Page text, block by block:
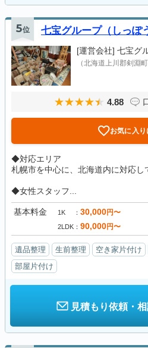
5位 七宝グループ（しっぽ
[運営会社] 七宝グ
（北海道上川郡剣淵
4.88
お気に入り
◆対応エリア
札幌市を中心に、北海道内に対応し
◆女性スタッフ...
基本料金 1K 30,000円〜
2LDK 90,000円〜
遺品整理 生前整理 空き家片付け
部屋片付け
見積もり依頼・